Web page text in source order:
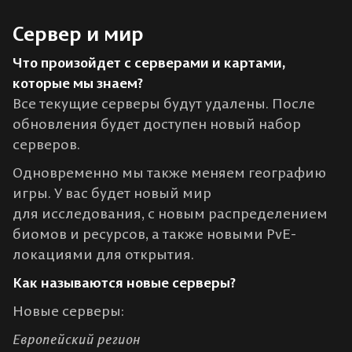
Сервер и мир
Что произойдет с серверами и картами,
которые мы знаем?
Все текущие серверы будут удалены. После
обновления будет доступен новый набор
серверов.
Одновременно мы также меняем географию
игры. У вас будет новый мир
для исследования, с новым распределением
биомов и ресурсов, а также новыми PvE-
локациями для открытия.
Как называются новые серверы?
Новые серверы:
Европейский регион